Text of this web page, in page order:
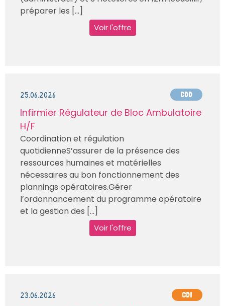
préparer les [...]
Voir l'offre
25.06.2026 CDD
Infirmier Régulateur de Bloc Ambulatoire
H/F
Coordination et régulation
quotidienneS’assurer de la présence des
ressources humaines et matérielles
nécessaires au bon fonctionnement des
plannings opératoires.Gérer
l’ordonnancement du programme opératoire
et la gestion des [...]
Voir l'offre
23.06.2026 CDI